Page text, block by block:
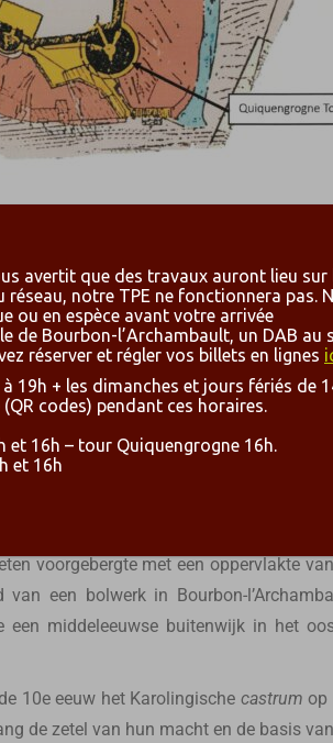
of the castle, superimposed on land register
Bourbon. In de 15e eeuw werd
en torens met reliëfs. Het is de
In de loop der tijd is het gebouw
de constructieve evolutie te bestuderen.
dat U vandaag gaat ontdekken
namelijk het begin van de 13e
van het hertogdom in 1327.
voorgebergte met een oppervlakte
een bolwerk in Bourbon-
een middeleeuwse buitenwijk in het
10e eeuw het Karolingische castrum op
de zetel van hun macht en de basis
avertit que des travaux auront lieu sur
réseau, notre TPE ne fonctionnera pas.
ou en espèce avant votre arrivée
de Bourbon-l’Archambault, un DAB au
réserver et régler vos billets en lignes
19h + les dimanches et jours fériés de
codes) pendant ces horaires.
et 16h – tour Quiquengrogne 16h.
et 16h